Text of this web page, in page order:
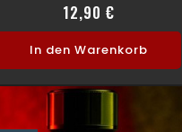
12,90 €Preis
In den Warenkorb